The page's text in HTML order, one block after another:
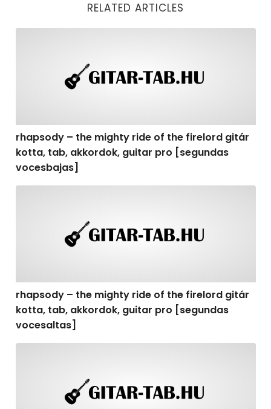
RELATED ARTICLES
rhapsody – the mighty ride of the firelord gitár
kotta, tab, akkordok, guitar pro [segundas
vocesbajas]
rhapsody – the mighty ride of the firelord gitár
kotta, tab, akkordok, guitar pro [segundas
vocesaltas]